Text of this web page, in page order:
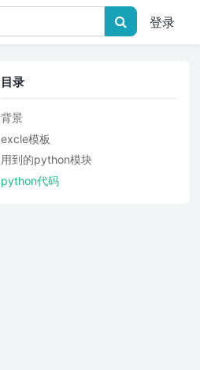
登录
目录
背景
excle模板
用到的python模块
python代码